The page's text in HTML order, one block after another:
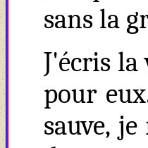
sans la
J'écris
pour
sauve,